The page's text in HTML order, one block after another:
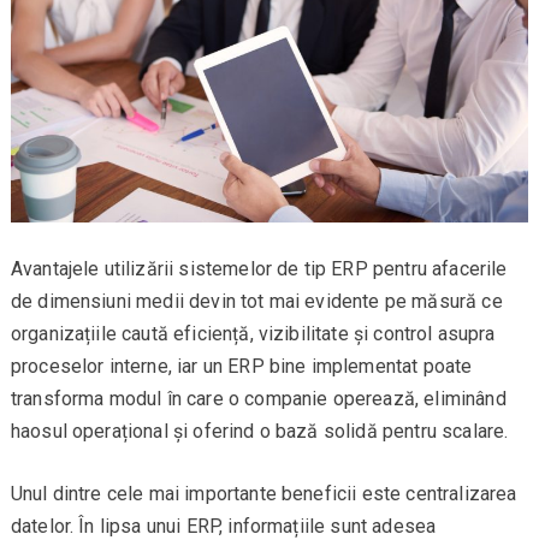
Avantajele utilizării sistemelor de tip ERP pentru afacerile
de dimensiuni medii devin tot mai evidente pe măsură ce
organizațiile caută eficiență, vizibilitate și control asupra
proceselor interne, iar un ERP bine implementat poate
transforma modul în care o companie operează, eliminând
haosul operațional și oferind o bază solidă pentru scalare.
Unul dintre cele mai importante beneficii este centralizarea
datelor. În lipsa unui ERP, informațiile sunt adesea